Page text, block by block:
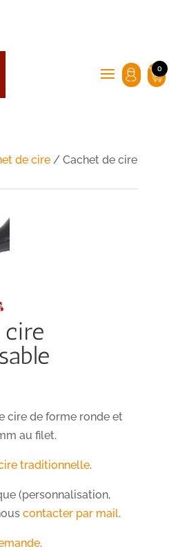
0
de cire/ Cachet de cire
cire de forme ronde et
au filet.
traditionnelle.
(personnalisation,
contacter par mail.
.